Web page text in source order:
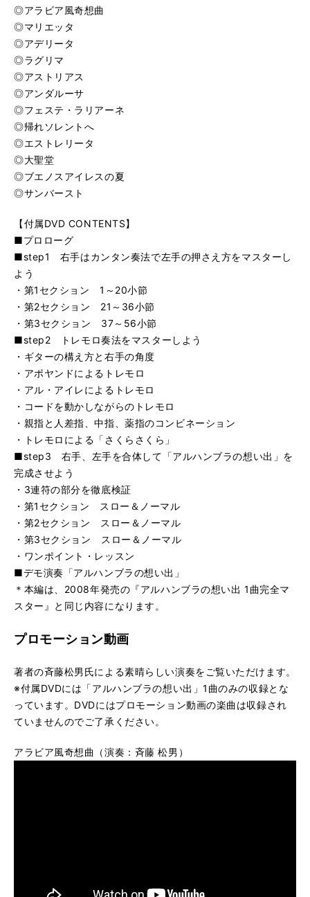
◎アラビア風奇想曲
◎マリエッタ
◎アデリータ
◎ラグリマ
◎アストリアス
◎アンダルーサ
◎フェステ・ラリアーネ
◎帰れソレントへ
◎エストレリータ
◎大聖堂
◎ブエノスアイレスの夏
◎サンバースト
【付属DVD CONTENTS】
■プロローグ
■step1 右手はカンタン奏法で左手の押さえ方をマスターし
よう
・第1セクション 1～20小節
・第2セクション 21～36小節
・第3セクション 37～56小節
■step2 トレモロ奏法をマスターしよう
・ギターの構え方と右手の角度
・アポヤンドによるトレモロ
・アル・アイレによるトレモロ
・コードを動かしながらのトレモロ
・親指と人差指、中指、薬指のコンビネーション
・トレモロによる「さくらさくら」
■step3 右手、左手を合体して「アルハンブラの想い出」を
完成させよう
・3連符の部分を徹底検証
・第1セクション スロー＆ノーマル
・第2セクション スロー＆ノーマル
・第3セクション スロー＆ノーマル
・ワンポイント・レッスン
■デモ演奏「アルハンブラの想い出」
＊本編は、2008年発売の『アルハンブラの想い出 1曲完全マ
スター』と同じ内容になります。
プロモーション動画
著者の斉藤松男氏による素晴らしい演奏をご覧いただけます。
※付属DVDには「アルハンブラの想い出」1曲のみの収録とな
っています。DVDにはプロモーション動画の楽曲は収録され
ていませんのでご了承ください。
アラビア風奇想曲（演奏：斉藤 松男）